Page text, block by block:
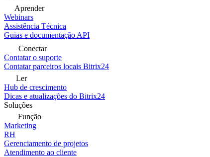
Aprender
Webinars
Assistência Técnica
Guias e documentação API
Conectar
Contatar o suporte
Contatar parceiros locais Bitrix24
Ler
Hub de crescimento
Dicas e atualizações do Bitrix24
Soluções
Função
Marketing
RH
Gerenciamento de projetos
Atendimento ao cliente